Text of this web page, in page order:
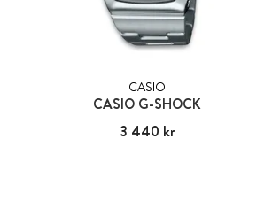
CASIO
CASIO G-SHOCK
Pris :3 440 kr
3 440 kr